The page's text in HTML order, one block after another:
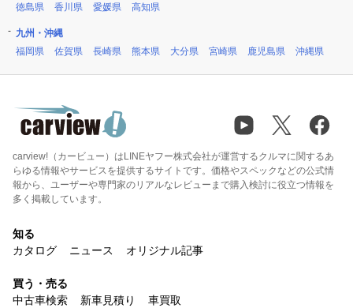
徳島県
香川県 愛媛県 高知県
九州・沖縄
福岡県
佐賀県 長崎県 熊本県 大分県 宮崎県 鹿児島県 沖縄県
carview!（カービュー）はLINEヤフー株式会社が運営するクルマに関するあ
らゆる情報やサービスを提供するサイトです。価格やスペックなどの公式情
報から、ユーザーや専門家のリアルなレビューまで購入検討に役立つ情報を
多く掲載しています。
知る
カタログ
ニュース オリジナル記事
買う・売る
中古車検索
新車見積り 車買取